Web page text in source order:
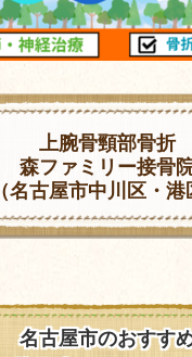
上腕骨頸部骨折
森ファミリー接骨
（名古屋市中川区・港
名古屋市のおすす